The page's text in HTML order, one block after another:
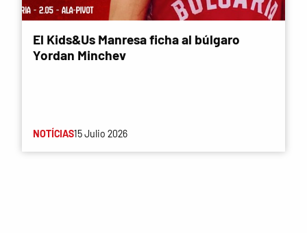
El Kids&Us Manresa ficha al búlgaro
Yordan Minchev
NOTÍCIAS15 Julio 2026